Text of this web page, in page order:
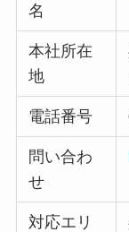
名
本社所在
地
電話番号
問い合わ
せ
対応エリ